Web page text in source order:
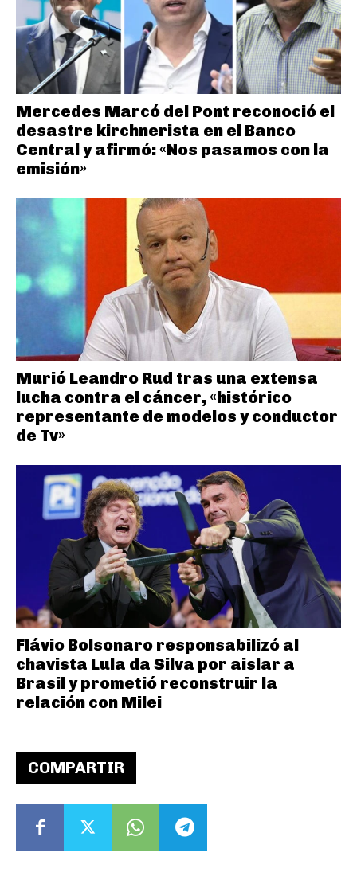
COMPARTIR
Mercedes Marcó del Pont reconoció el
desastre kirchnerista en el Banco
Central y afirmó: «Nos pasamos con la
emisión»
Murió Leandro Rud tras una extensa
lucha contra el cáncer, «histórico
representante de modelos y conductor
de Tv»
Flávio Bolsonaro responsabilizó al
chavista Lula da Silva por aislar a
Brasil y prometió reconstruir la
relación con Milei